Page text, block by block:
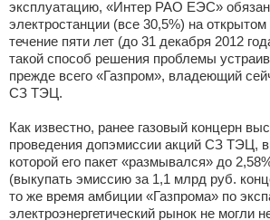
эксплуатацию, «Интер РАО ЕЭС»
электростанции (все 30,5%) на открытом
течение пяти лет (до 31 декабря 2012
такой способ решения проблемы
прежде всего «Газпром», владеющий
СЗ ТЭЦ.
Как известно, ранее газовый концерн
проведения допэмиссии акций СЗ ТЭЦ, в
которой его пакет «размывался» до
(выкупать эмиссию за 1,1 млрд руб.
то же время амбиции «Газпрома» по
электроэнергетический рынок не могли